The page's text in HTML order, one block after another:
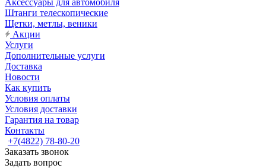
Аксессуары для автомобиля
Штанги телескопические
Щетки, метлы, веники
Акции
Услуги
Дополнительные услуги
Доставка
Новости
Как купить
Условия оплаты
Условия доставки
Гарантия на товар
Контакты
+7(4822) 78-80-20
Заказать звонок
Задать вопрос